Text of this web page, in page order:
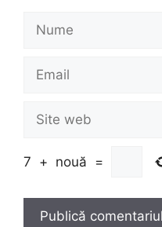
Nume
Email
Site
web
7 + nouă =